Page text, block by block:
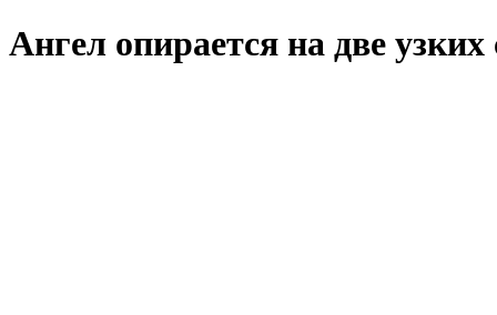
Ангел опирается на две